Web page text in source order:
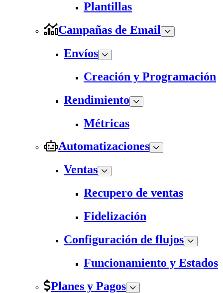
Plantillas
Campañas de Email
Envíos
Creación y Programación
Rendimiento
Métricas
Automatizaciones
Ventas
Recupero de ventas
Fidelización
Configuración de flujos
Funcionamiento y Estados
Planes y Pagos